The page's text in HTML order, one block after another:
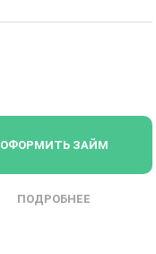
ОФОРМИТЬ ЗАЙМ
ПОДРОБНЕЕ